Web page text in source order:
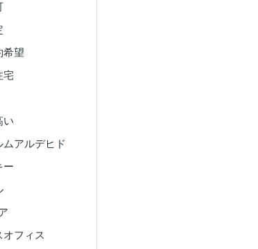
希望
宅
い
ムアルデヒド
ー
オフィス